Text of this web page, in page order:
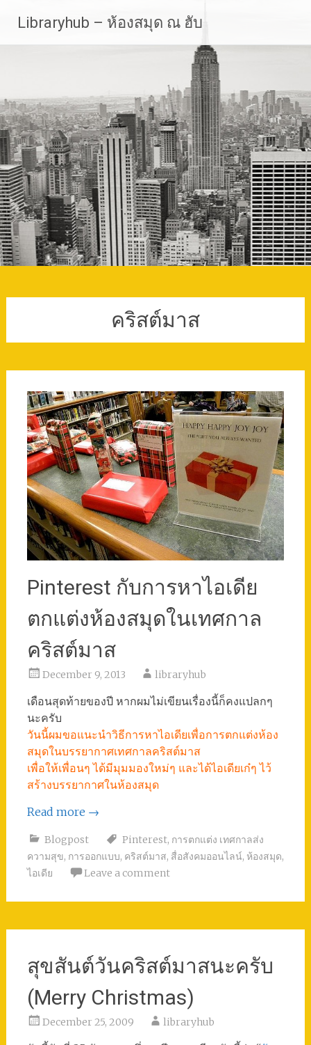
content
Libraryhub – ห้องสมุด ณ ฮับ
คริสต์มาส
Pinterest กับการหาไอเดีย
ตกแต่งห้องสมุดในเทศกาล
คริสต์มาส
December 9, 2013 libraryhub
เดือนสุดท้ายของปี หากผมไม่เขียนเรื่องนี้ก็คงแปลกๆ
นะครับ
วันนี้ผมขอแนะนำวิธีการหาไอเดียเพื่อการตกแต่งห้อง
สมุดในบรรยากาศเทศกาลคริสต์มาส
เพื่อให้เพื่อนๆ ได้มีมุมมองใหม่ๆ และได้ไอเดียเก๋ๆ ไว้
สร้างบรรยากาศในห้องสมุด
Read more →
Blogpost Pinterest, การตกแต่ง เทศกาลส่ง
ความสุข, การออกแบบ, คริสต์มาส, สื่อสังคมออนไลน์, ห้องสมุด,
ไอเดีย
Leave a comment
สุขสันต์วันคริสต์มาสนะครับ
(Merry Christmas)
December 25, 2009 libraryhub